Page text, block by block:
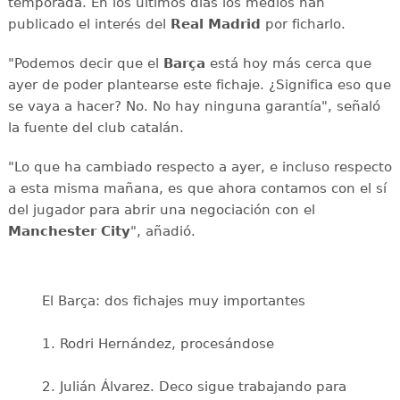
publicado el interés del Real Madrid por ficharlo.
"Podemos decir que el Barça está hoy más cerca que
ayer de poder plantearse este fichaje. ¿Significa eso que
se vaya a hacer? No. No hay ninguna garantía", señaló
la fuente del club catalán.
"Lo que ha cambiado respecto a ayer, e incluso respecto
a esta misma mañana, es que ahora contamos con el sí
del jugador para abrir una negociación con el
Manchester City", añadió.
El Barça: dos fichajes muy importantes
1. Rodri Hernández, procesándose
2. Julián Álvarez. Deco sigue trabajando para